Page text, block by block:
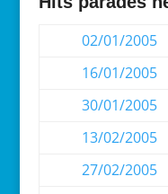
02/01/2005
16/01/2005
30/01/2005
13/02/2005
27/02/2005